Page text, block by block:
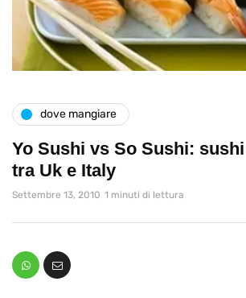
dove mangiare
Yo Sushi vs So Sushi:
tra Uk e Italy
Settembre 13, 2010 1 minuti di lettura